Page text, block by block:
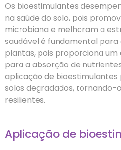
Os bioestimulantes
na saúde do solo, pois
microbiana e melhoram a
saudável é fundamental
plantas, pois proporciona
para a absorção de
aplicação de
solos degradados, tornando-
resilientes.
Aplicação de